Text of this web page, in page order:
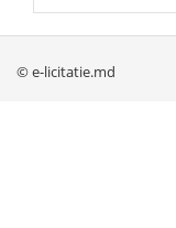
© e-licitatie.md